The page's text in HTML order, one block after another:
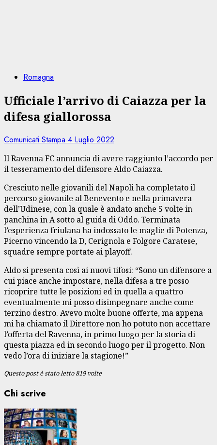
Romagna
Ufficiale l’arrivo di Caiazza per la
difesa giallorossa
Comunicati Stampa 4 Luglio 2022
Il Ravenna FC annuncia di avere raggiunto l’accordo per
il tesseramento del difensore Aldo Caiazza.
Cresciuto nelle giovanili del Napoli ha completato il
percorso giovanile al Benevento e nella primavera
dell’Udinese, con la quale è andato anche 5 volte in
panchina in A sotto al guida di Oddo. Terminata
l’esperienza friulana ha indossato le maglie di Potenza,
Picerno vincendo la D, Cerignola e Folgore Caratese,
squadre sempre portate ai playoff.
Aldo si presenta così ai nuovi tifosi: “Sono un difensore a
cui piace anche impostare, nella difesa a tre posso
ricoprire tutte le posizioni ed in quella a quattro
eventualmente mi posso disimpegnare anche come
terzino destro. Avevo molte buone offerte, ma appena
mi ha chiamato il Direttore non ho potuto non accettare
l’offerta del Ravenna, in primo luogo per la storia di
questa piazza ed in secondo luogo per il progetto. Non
vedo l’ora di iniziare la stagione!”
Questo post è stato letto 819 volte
Chi scrive